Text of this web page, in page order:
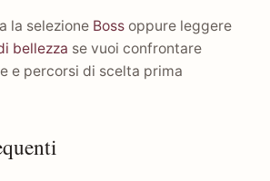
la selezione Boss oppure leggere
bellezza se vuoi confrontare
e percorsi di scelta prima